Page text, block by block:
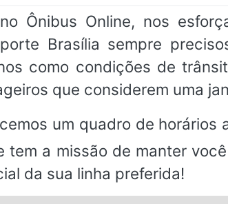
Ônibus Online, nos
Brasília sempre
como condições de
que considerem uma
um quadro de horários
tem a missão de manter
da sua linha preferida!